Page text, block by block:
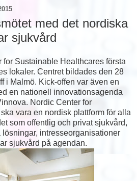
med det nordiska
sjukvård
for Sustainable Healthcares första
lokaler. Centret bildades den 28
i Malmö. Kick-offen var även en
en nationell innovationsagenda
Nordic Center for
vara en nordisk plattform för alla
som offentlig och privat sjukvård,
intresseorganisationer
sjukvård på agendan.